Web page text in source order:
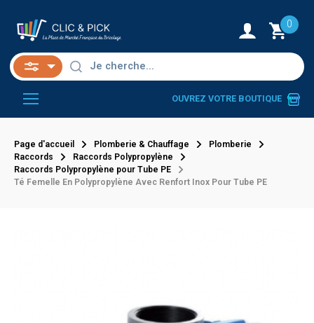
0
OUVREZ VOTRE BOUTIQUE
Page d'accueil Plomberie & Chauffage
Plomberie
Raccords
Raccords Polypropylène
Raccords Polypropylène pour Tube PE
Té Femelle En Polypropylène Avec Renfort Inox Pour Tube PE